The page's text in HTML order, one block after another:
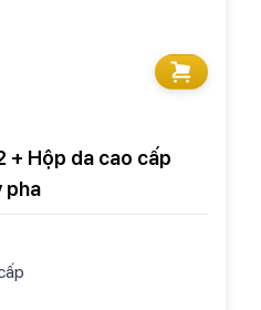
+ Hộp da cao cấp
pha